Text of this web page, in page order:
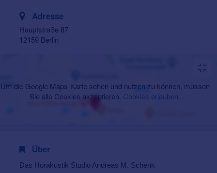
Adresse
Hauptstraße 87
12159 Berlin
Um die Google Maps-Karte sehen und nutzen zu können, müssen
Sie alle Cookies akzeptieren. Cookies erlauben
Über
Das Hörakustik Studio Andreas M. Schenk